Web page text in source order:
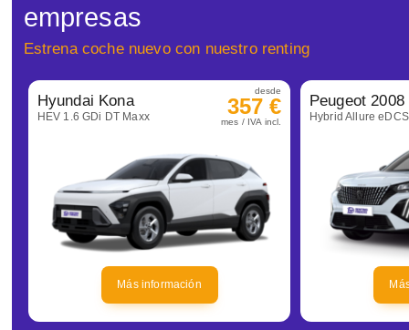
empresas
Estrena coche nuevo con nuestro renting
Hyundai Kona
HEV 1.6 GDi DT Maxx
desde
357 €
mes / IVA incl.
Más información
Peugeot 2008
Hybrid Allure